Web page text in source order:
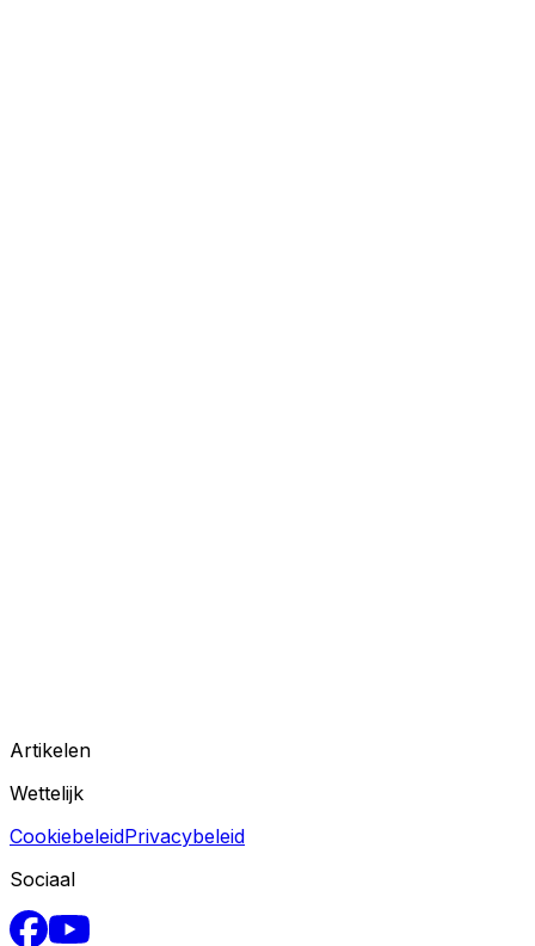
Artikelen
Wettelijk
CookiebeleidPrivacybeleid
Sociaal